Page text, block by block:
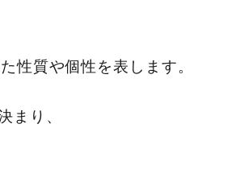
性質や個性を表します。
り、